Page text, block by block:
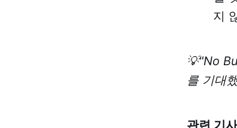
지
💡"No
를 기대
관련 기